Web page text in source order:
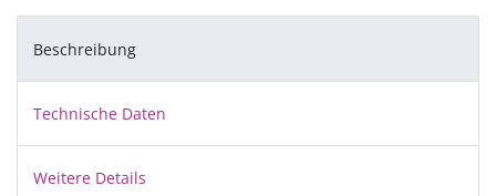
Beschreibung
Technische Daten
Weitere Details